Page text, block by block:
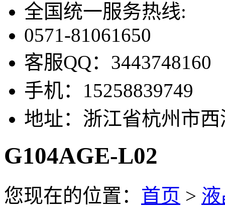
全国统一服务热线:
0571-81061650
客服QQ： 3443748160
手机： 15258839749
地址： 浙江省杭州市
G104AGE-L02
您现在的位置： 首页 >